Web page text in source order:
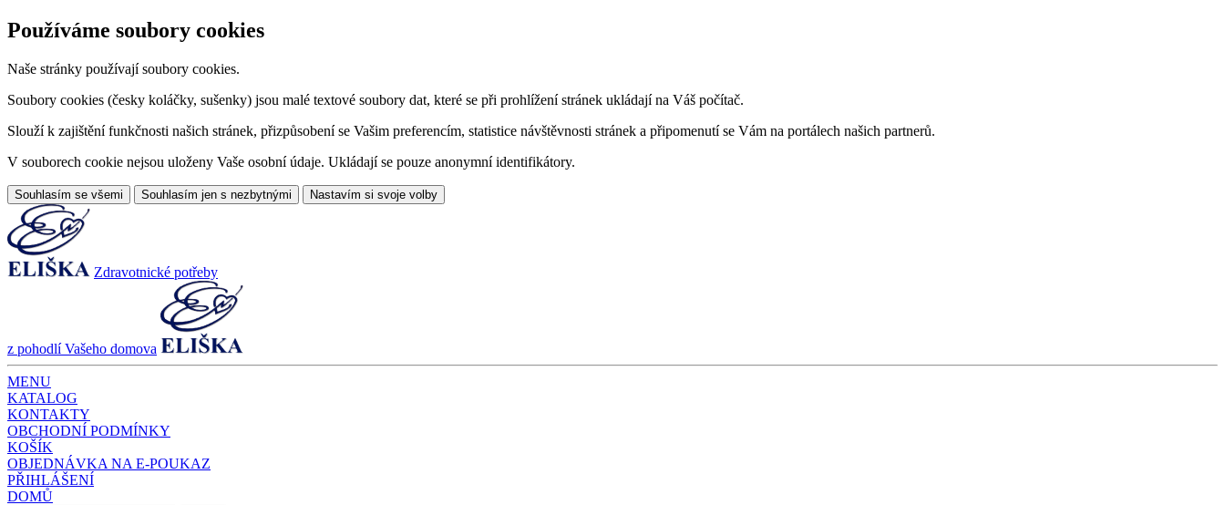
Používáme soubory cookies
Naše stránky používají soubory cookies.
Soubory cookies (česky koláčky, sušenky) jsou malé textové soubory dat, které se při prohlížení stránek ukládají na Váš počítač.
Slouží k zajištění funkčnosti našich stránek, přizpůsobení se Vašim preferencím, statistice návštěvnosti stránek a připomenutí se Vám na portálech našich partnerů.
V souborech cookie nejsou uloženy Vaše osobní údaje. Ukládají se pouze anonymní identifikátory.
Souhlasím se všemi Souhlasím jen s nezbytnými Nastavím si svoje volby
Zdravotnické potřeby
z pohodlí Vašeho domova
MENU
KATALOG
KONTAKTY
OBCHODNÍ PODMÍNKY
KOŠÍK
OBJEDNÁVKA NA E-POUKAZ
PŘIHLÁŠENÍ
DOMŮ